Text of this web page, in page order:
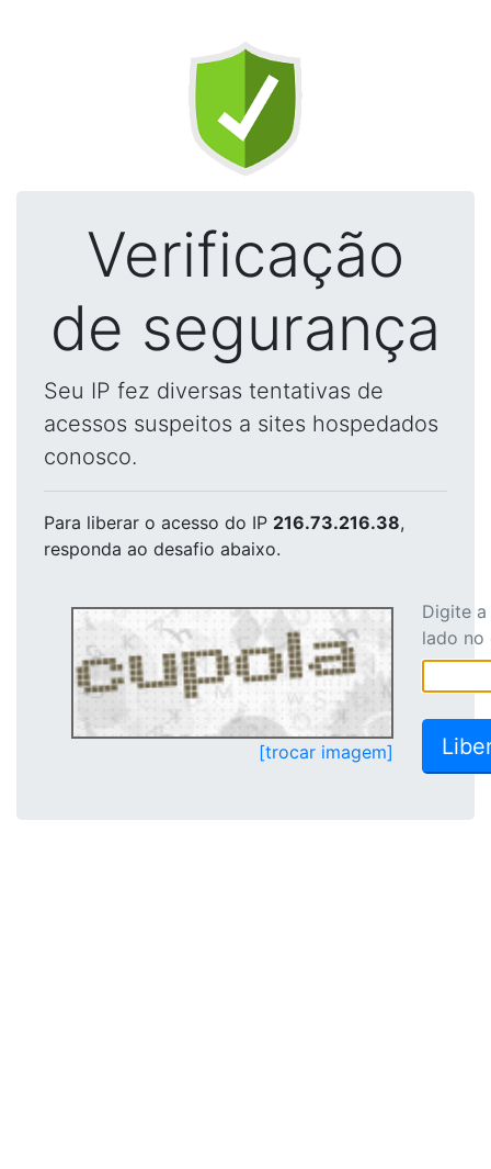
Verificação
de segurança
Seu IP fez diversas tentativas de
acessos suspeitos a sites hospedados
conosco.
Para liberar o acesso do IP 216.73.216.38,
responda ao desafio abaixo.
[trocar imagem]
Digite
lado no